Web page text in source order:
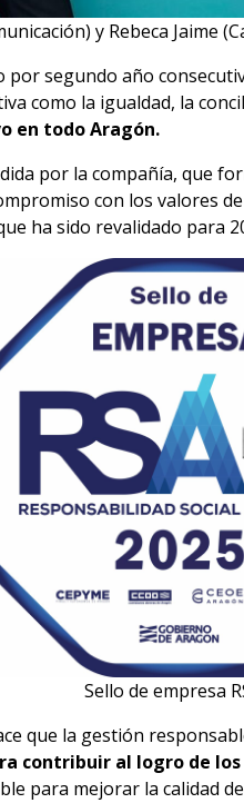
y Rebeca Jaime
segundo año
como la igualdad, la
en todo Aragón.
por la compañía, que
con los valores
ha sido revalidado para
Sello de empresa
que la gestión
contribuir al logro de
para mejorar la calidad